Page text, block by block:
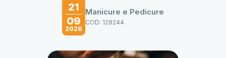
21
09
2026
Manicure e Pedicure
COD: 129244